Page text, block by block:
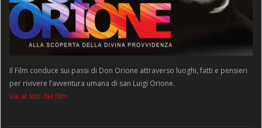
Il Film conduce sui passi di Don Orione attraverso luoghi, fatti e pensieri
per rivivere l’avventura umana di san Luigi Orione.
Vai al sito del film